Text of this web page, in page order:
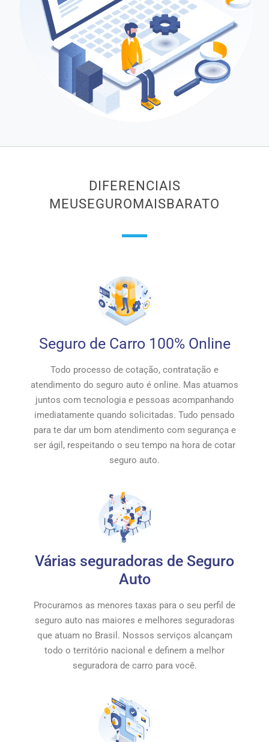
DIFERENCIAIS
MEUSEGUROMAISBARATO
Seguro de Carro 100% Online
Todo processo de cotação, contratação e
atendimento do seguro auto é online. Mas atuamos
juntos com tecnologia e pessoas acompanhando
imediatamente quando solicitadas. Tudo pensado
para te dar um bom atendimento com segurança e
ser ágil, respeitando o seu tempo na hora de cotar
seguro auto.
Várias seguradoras de Seguro
Auto
Procuramos as menores taxas para o seu perfil de
seguro auto nas maiores e melhores seguradoras
que atuam no Brasil. Nossos serviços alcançam
todo o território nacional e definem a melhor
seguradora de carro para você.